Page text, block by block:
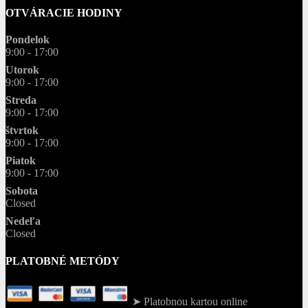
OTVÁRACIE HODINY
Pondelok
9:00 - 17:00
Utorok
9:00 - 17:00
Streda
9:00 - 17:00
štvrtok
9:00 - 17:00
Piatok
9:00 - 17:00
Sobota
Closed
Nedeľa
Closed
PLATOBNÉ METÓDY
➤ Platobnou kartou online